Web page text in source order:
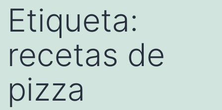
Etiqueta:
recetas de
pizza